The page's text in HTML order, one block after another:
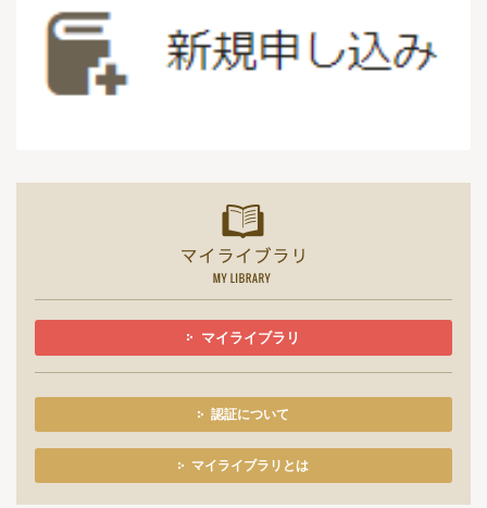
マイライブラリ
認証について
マイライブラリとは